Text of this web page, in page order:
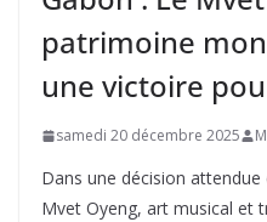
patrimoine
une victoire
samedi 20 décembre 2025
Dans une décision attendue
Mvet Oyeng, art musical et